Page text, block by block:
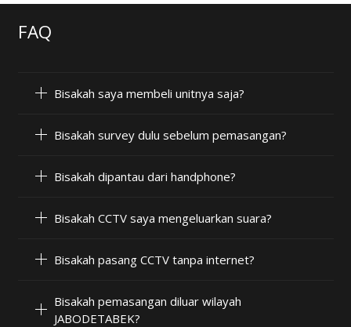
FAQ
Bisakah saya membeli unitnya saja?
Bisakah survey dulu sebelum pemasangan?
Bisakah dipantau dari handphone?
Bisakah CCTV saya mengeluarkan suara?
Bisakah pasang CCTV tanpa internet?
Bisakah pemasangan diluar wilayah
JABODETABEK?